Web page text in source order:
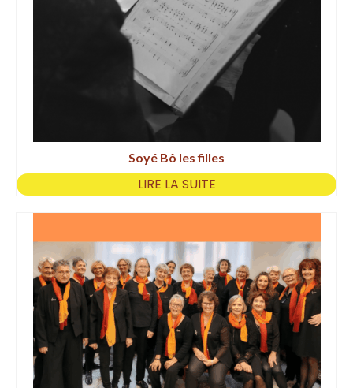
Soyé Bô les filles
LIRE LA SUITE